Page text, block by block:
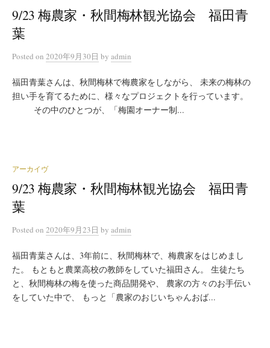
9/23 梅農家・秋間梅林観光協会 福田青
葉
Posted on 2020年9月30日 by admin
福田青葉さんは、秋間梅林で梅農家をしながら、 未来の梅林の
担い手を育てるために、様々なプロジェクトを行っています。
その中のひとつが、「梅園オーナー制...
アーカイヴ
9/23 梅農家・秋間梅林観光協会 福田青
葉
Posted on 2020年9月23日 by admin
福田青葉さんは、3年前に、秋間梅林で、梅農家をはじめまし
た。 もともと農業高校の教師をしていた福田さん。 生徒たち
と、秋間梅林の梅を使った商品開発や、 農家の方々のお手伝い
をしていた中で、 もっと「農家のおじいちゃんおば...